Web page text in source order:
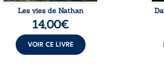
Les vies de Nathan
14,00€
VOIR CE LIVRE